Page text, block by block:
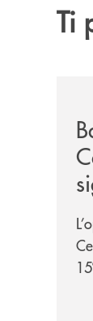
Ti